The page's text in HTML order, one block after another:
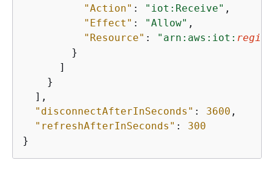
"Action" : "iot:Receive" ,
"Effect" : "Allow" ,
"Resource" : "arn:aws:iot: region
        }
      ]
    }
  ],
"disconnectAfterInSeconds" : 3600 ,
"refreshAfterInSeconds" : 300
}